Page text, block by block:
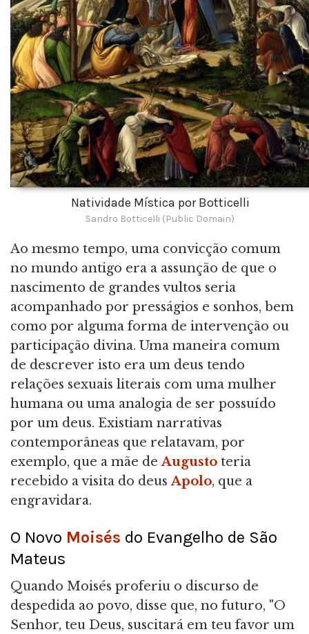
Natividade Mística por Botticelli
Sandro Botticelli (Public Domain)
Ao mesmo tempo, uma convicção comum
no mundo antigo era a assunção de que o
nascimento de grandes vultos seria
acompanhado por presságios e sonhos, bem
como por alguma forma de intervenção ou
participação divina. Uma maneira comum
de descrever isto era um deus tendo
relações sexuais literais com uma mulher
humana ou uma analogia de ser possuído
por um deus. Existiam narrativas
contemporâneas que relatavam, por
exemplo, que a mãe deAugusto teria
recebido a visita do deusApolo, que a
engravidara.
O Novo Moisés do Evangelho de São
Mateus
Quando Moisés proferiu o discurso de
despedida ao povo, disse que, no futuro, "O
Senhor, teu Deus, suscitará em teu favor um